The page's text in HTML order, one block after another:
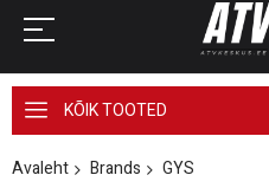
KÕIK TOOTED
Avaleht Brands GYS